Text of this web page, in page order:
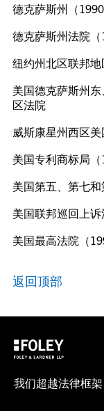
德克萨斯州（1990
德克萨斯州法院（
纽约州北区联邦地
美国德克萨斯州
区法院
威斯康星州西区美
美国专利商标局（
美国第五、第七
美国联邦巡回上诉
美国最高法院（
返回顶部
我们超越法律框